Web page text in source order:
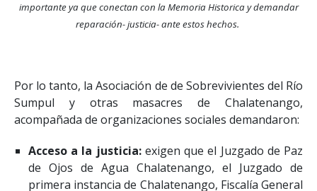
importante ya que conectan con la Memoria Historica y demandar
reparación- justicia- ante estos hechos.
Por lo tanto, la Asociación de de Sobrevivientes del Río
Sumpul y otras masacres de Chalatenango,
acompañada de organizaciones sociales demandaron:
Acceso a la justicia:exigen que el Juzgado de Paz
de Ojos de Agua Chalatenango, el Juzgado de
primera instancia de Chalatenango, Fiscalía General